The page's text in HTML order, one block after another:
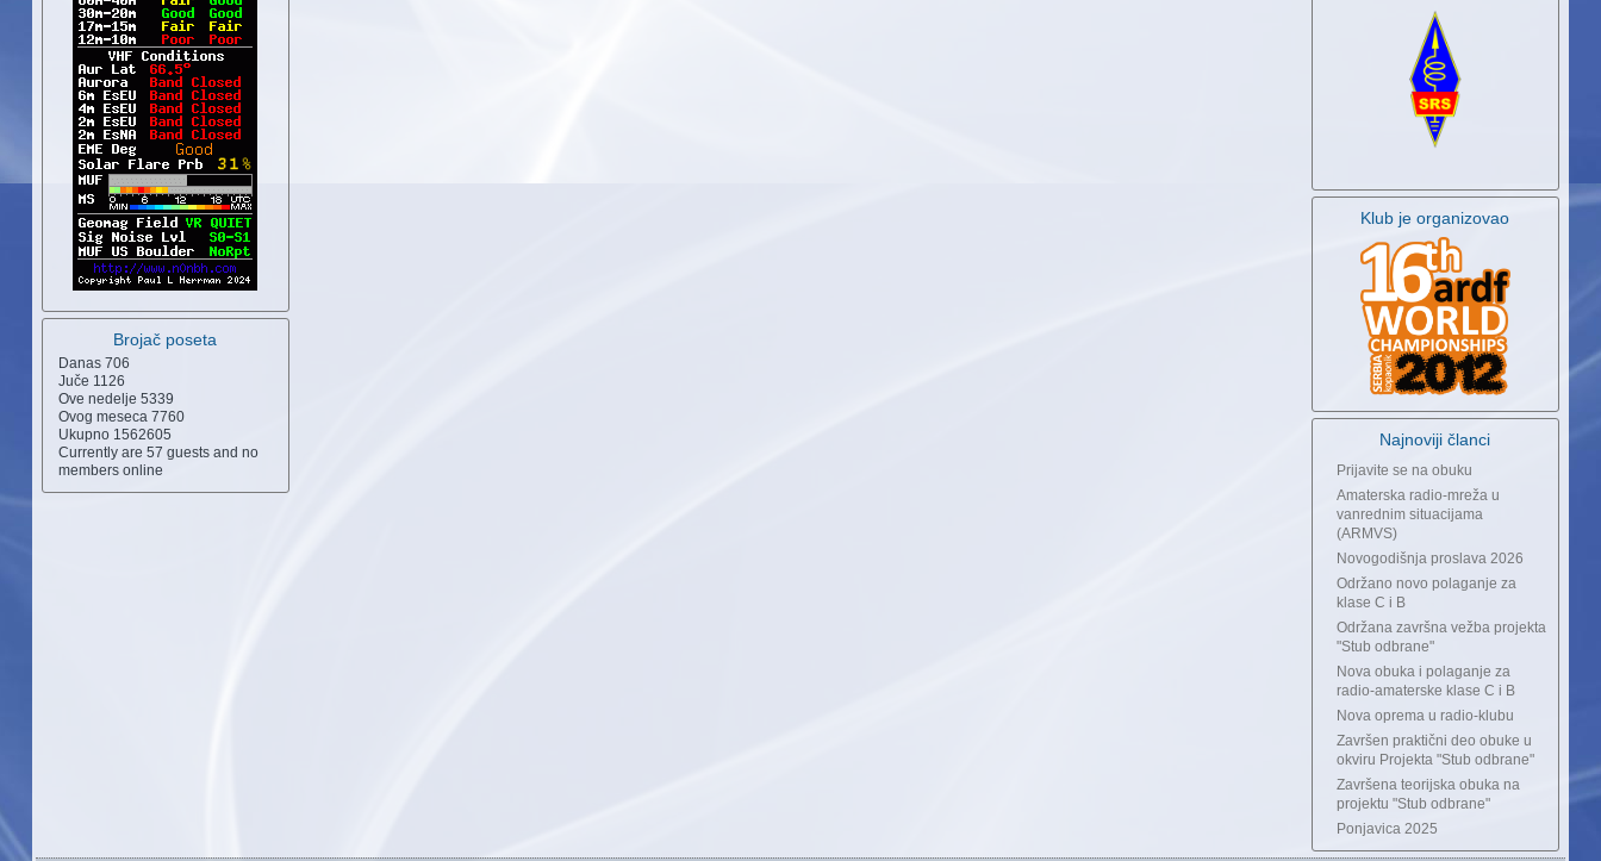
Brojač poseta
Danas 706
Juče 1126
Ove nedelje 5339
Ovog meseca 7760
Ukupno 1562605
Currently are 57 guests and no
members online
Klub je organizovao
Najnoviji članci
Prijavite se na obuku
Amaterska radio-mreža u
vanrednim situacijama
(ARMVS)
Novogodišnja proslava 2026
Održano novo polaganje za
klase C i B
Održana završna vežba projekta
"Stub odbrane"
Nova obuka i polaganje za
radio-amaterske klase C i B
Nova oprema u radio-klubu
Završen praktični deo obuke u
okviru Projekta "Stub odbrane"
Završena teorijska obuka na
projektu "Stub odbrane"
Ponjavica 2025